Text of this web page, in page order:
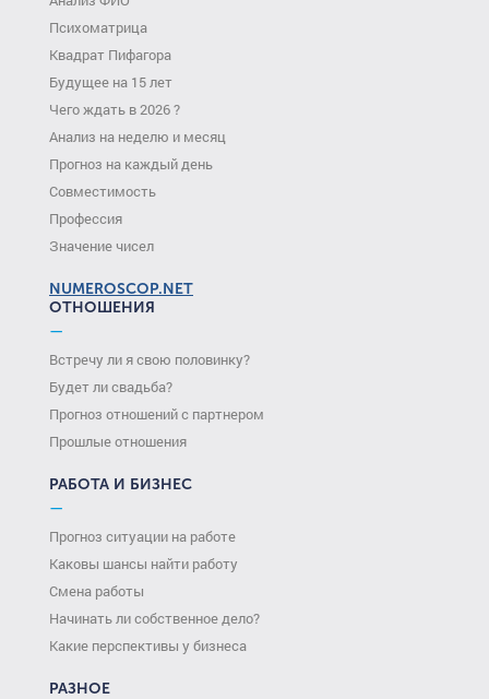
Психоматрица
Квадрат Пифагора
Будущее на 15 лет
Чего ждать в 2026 ?
Анализ на неделю и месяц
Прогноз на каждый день
Совместимость
Профессия
Значение чисел
NUMEROSCOP.NET
ОТНОШЕНИЯ
—
Встречу ли я свою половинку?
Будет ли свадьба?
Прогноз отношений с партнером
Прошлые отношения
РАБОТА И БИЗНЕС
—
Прогноз ситуации на работе
Каковы шансы найти работу
Смена работы
Начинать ли собственное дело?
Какие перспективы у бизнеса
РАЗНОЕ